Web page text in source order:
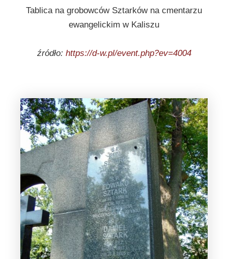
Tablica na grobowców Sztarków na cmentarzu
ewangelickim w Kaliszu
źródło: https://d-w.pl/event.php?ev=4004